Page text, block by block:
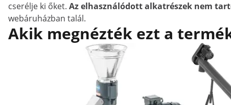
cserélje ki őket. Az elhasználódott alkatrészek nem
webáruházban talál.
Akik megnézték ezt a